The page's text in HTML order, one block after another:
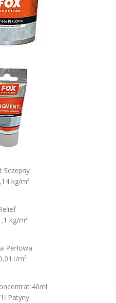
Sczepny
kg/m²
kg/m²
Perłowa
l/m²
40ml
Patyny